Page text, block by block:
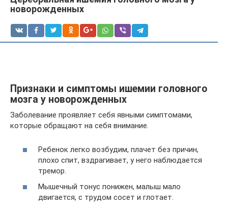
новорожденных
Признаки и симптомы ишемии головного
мозга у новорожденных
Заболевание проявляет себя явными симптомами,
которые обращают на себя внимание.
Ребенок легко возбудим, плачет без причин,
плохо спит, вздрагивает, у него наблюдается
тремор.
Мышечный тонус понижен, малыш мало
двигается, с трудом сосет и глотает.